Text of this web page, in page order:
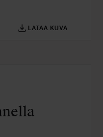
LATAA KUVA